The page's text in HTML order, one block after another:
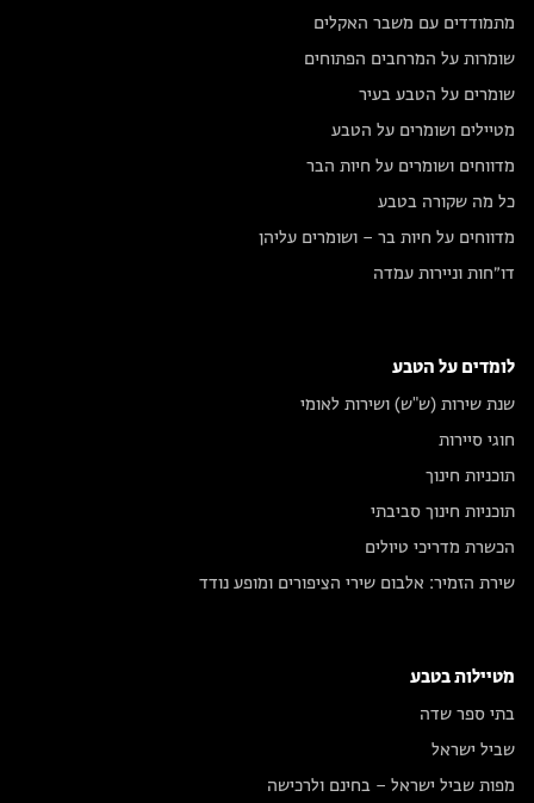
מתמודדים עם משבר האקלים
שומרות על המרחבים הפתוחים
שומרים על הטבע בעיר
מטיילים ושומרים על הטבע
מדווחים ושומרים על חיות הבר
כל מה שקורה בטבע
מדווחים על חיות בר – ושומרים עליהן
דו״חות וניירות עמדה
לומדים על הטבע
שנת שירות (ש"ש) ושירות לאומי
חוגי סיירות
תוכניות חינוך
תוכניות חינוך סביבתי
הכשרת מדריכי טיולים
שירת הזמיר: אלבום שירי הציפורים ומופע נודד
מטיילות בטבע
בתי ספר שדה
שביל ישראל
מפות שביל ישראל – בחינם ולרכישה